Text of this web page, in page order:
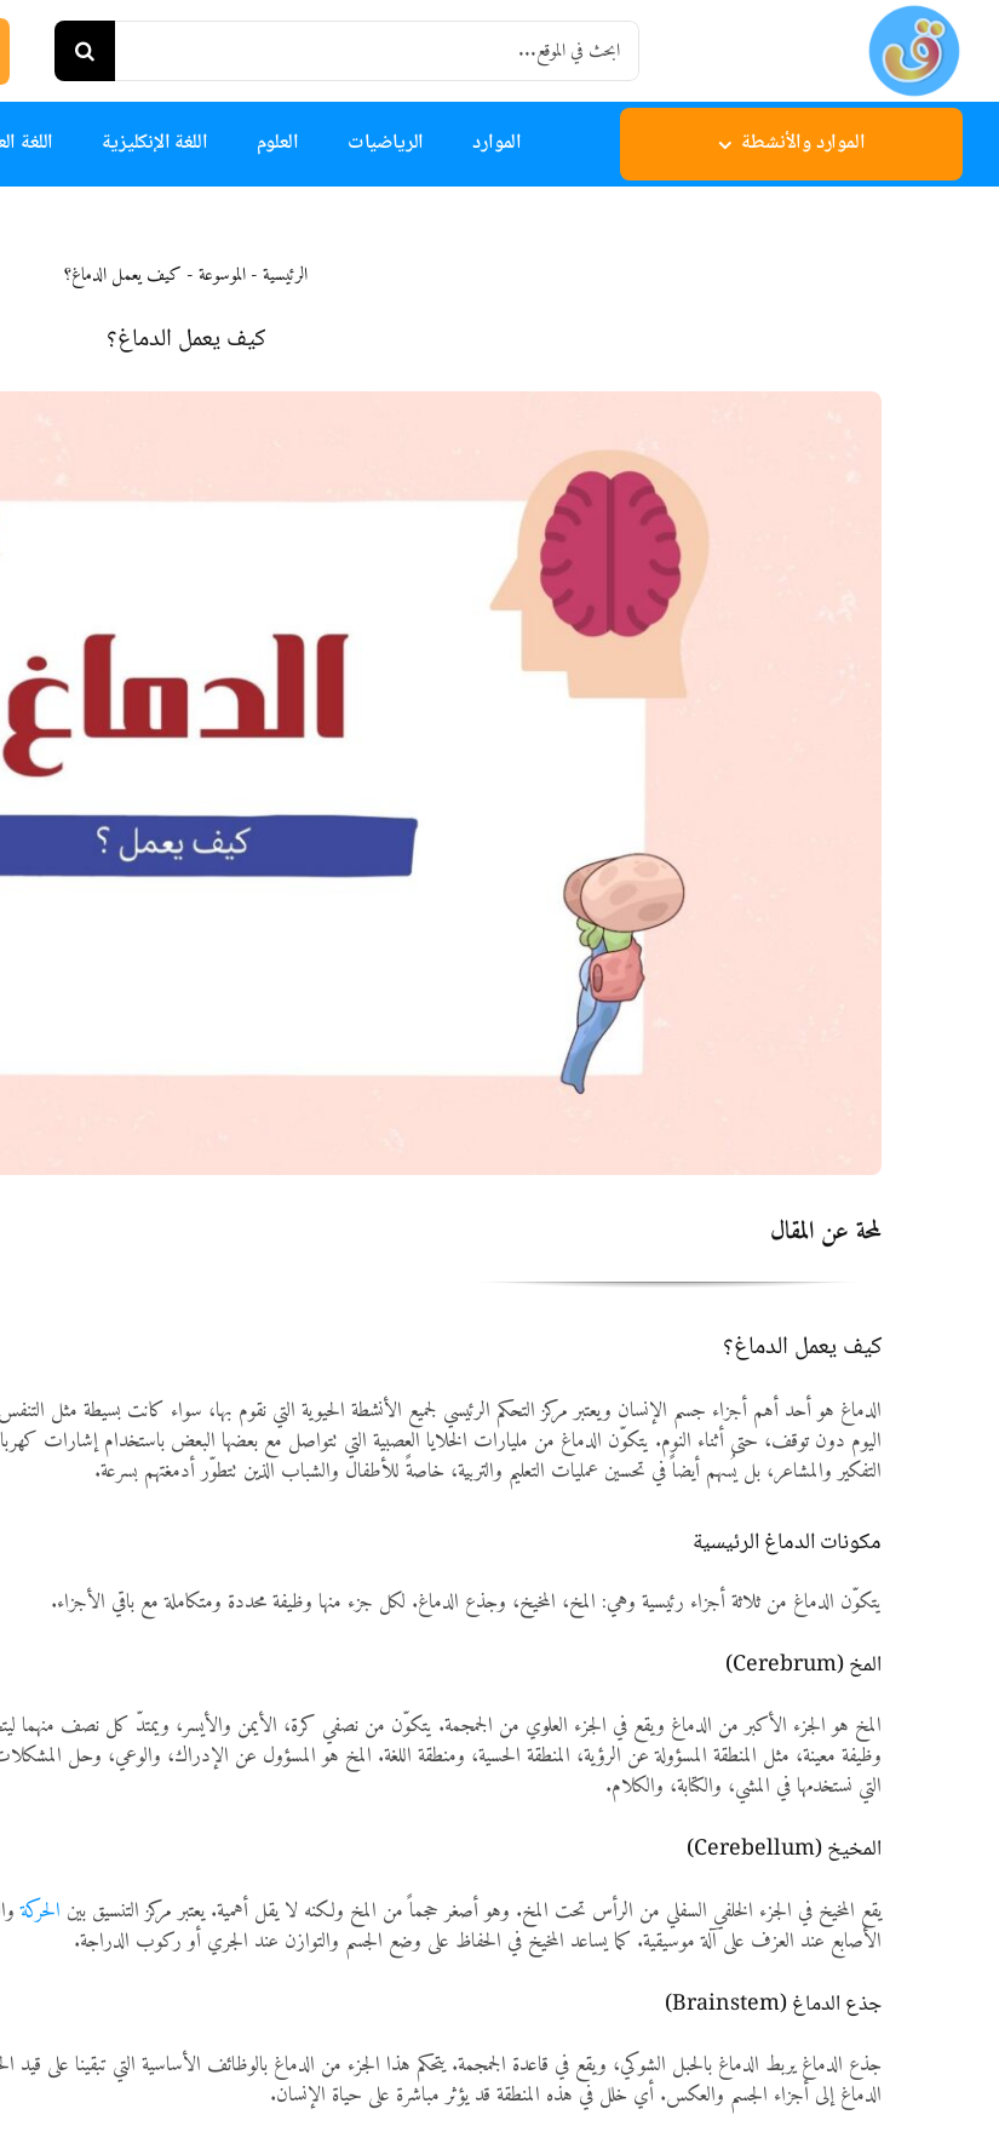
content
Search
for:
الموارد والأنشطة الموارد الرياضيات العلوم اللغة الإنكليزية اللغة
الرئيسية-الموسوعة- كيف يعمل الدماغ؟
كيف يعمل الدماغ؟
لمحة عن المقال
كيف يعمل الدماغ؟
الدماغ هو أحد أهم أجزاء جسم الإنسان ويعتبر مركز التحكم الرئيسي لجميع الأنشطة الحيوية التي نقوم بها، سواء كانت بسيطة مثل
اليوم دون توقف، حتى أثناء النوم. يتكوّن الدماغ من مليارات الخلايا العصبية التي تتواصل مع بعضها البعض باستخدام إشارات
التفكير والمشاعر، بل يُسهم أيضاً في تحسين عمليات التعليم والتربية، خاصةً للأطفال والشباب الذين تتطوّر أدمغتهم بسرعة.
مكونات الدماغ الرئيسية
يتكوّن الدماغ من ثلاثة أجزاء رئيسية وهي: المخ، المخيخ، وجذع الدماغ. لكل جزء منها وظيفة محددة ومتكاملة مع باقي الأجزاء.
المخ (Cerebrum)
المخ هو الجزء الأكبر من الدماغ ويقع في الجزء العلوي من الجمجمة. يتكوّن من نصفي كرة، الأيمن والأيسر، ويمتدّ كل نصف منهما
وظيفة معينة، مثل المنطقة المسؤولة عن الرؤية، المنطقة الحسية، ومنطقة اللغة. المخ هو المسؤول عن الإدراك، والوعي، وحل
التي نستخدمها في المشي، والكتابة، والكلام.
المخيخ (Cerebellum)
يقع المخيخ في الجزء الخلفي السفلي من الرأس تحت المخ. وهو أصغر حجماً من المخ ولكنه لا يقل أهمية. يعتبر مركز التنسيق بين الحركة
الأصابع عند العزف على آلة موسيقية. كما يساعد المخيخ في الحفاظ على وضع الجسم والتوازن عند الجري أو ركوب الدراجة.
جذع الدماغ (Brainstem)
جذع الدماغ يربط الدماغ بالحبل الشوكي، ويقع في قاعدة الجمجمة. يتحكم هذا الجزء من الدماغ بالوظائف الأساسية التي تبقينا على
الدماغ إلى أجزاء الجسم والعكس. أي خلل في هذه المنطقة قد يؤثر مباشرة على حياة الإنسان.